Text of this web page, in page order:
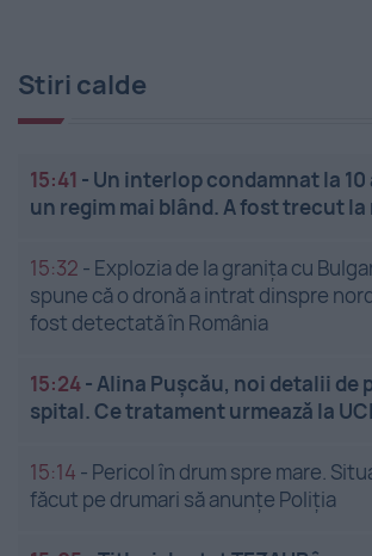
Stiri calde
15:41 - Un interlop condamnat la
un regim mai blând. A fost trecut
15:32 - Explozia de la granița cu
spune că o dronă a intrat dinspre
fost detectată în România
15:24- Alina Pușcău, noi detalii de
spital. Ce tratament urmează la
15:14 - Pericol în drum spre mare.
făcut pe drumari să anunțe Poliția